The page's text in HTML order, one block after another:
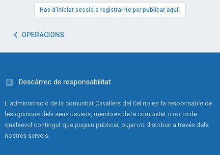
Has d'iniciar sessió o registrar-te per publicar aquí.
OPERACIONS
Descàrrec de responsabilitat
L'administració de la comunitat Cavallers del Cel no es fa responsable de
les opinions dels seus usuaris, membres de la comunitat o no, ni de
qualsevol contingut que puguin publicar, pujar i/o distribuir a través dels
nostres serveis.